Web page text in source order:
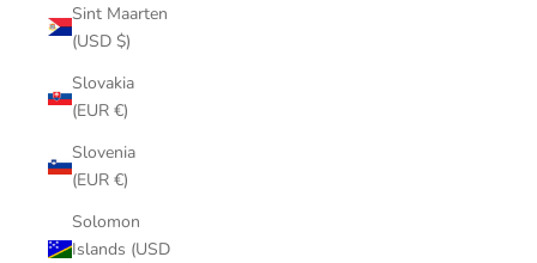
Sint Maarten
(USD $)
Slovakia
(EUR €)
Slovenia
(EUR €)
Solomon
Islands (USD